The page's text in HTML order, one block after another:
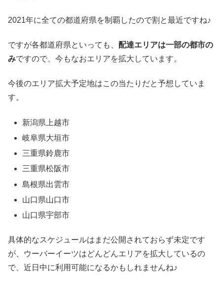
2021年に全ての都道府県を制覇したので割と最近ですね♪
ですが各都道府県といっても、 配達エリアは一部の都市の
みですので、今もなおエリアを拡大しています。
今後のエリア拡大予定地はこの当たりだと予想していま
す。
新潟県上越市
岐阜県大垣市
三重県鈴鹿市
三重県松阪市
島根県出雲市
山口県山口市
山口県宇部市
具体的なスケジュールはまだ公開されておらず未定です
が、ウーバーイーツはどんどんエリアを拡大しているの
で、近日中に利用可能になるかもしれませんね♪